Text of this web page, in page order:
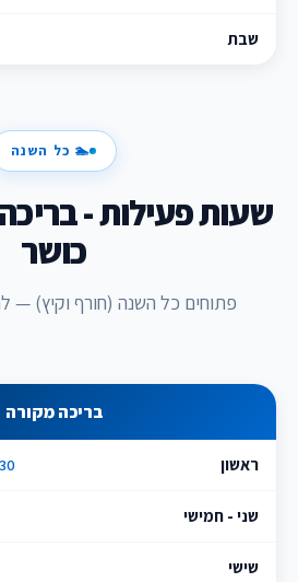
שבת
🏊 כל השנה
שעות פעילות -
כושר
פתוחים כל השנה (חורף וקיץ) —
בריכה מקורה
ראשון
שני - חמישי
שישי